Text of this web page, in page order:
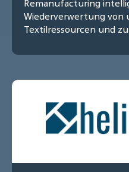
Remanufacturing
Wiederverwertung
Textilressourcen und